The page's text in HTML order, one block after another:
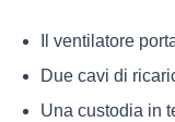
Il ventilatore
Due cavi di
Una custodia in